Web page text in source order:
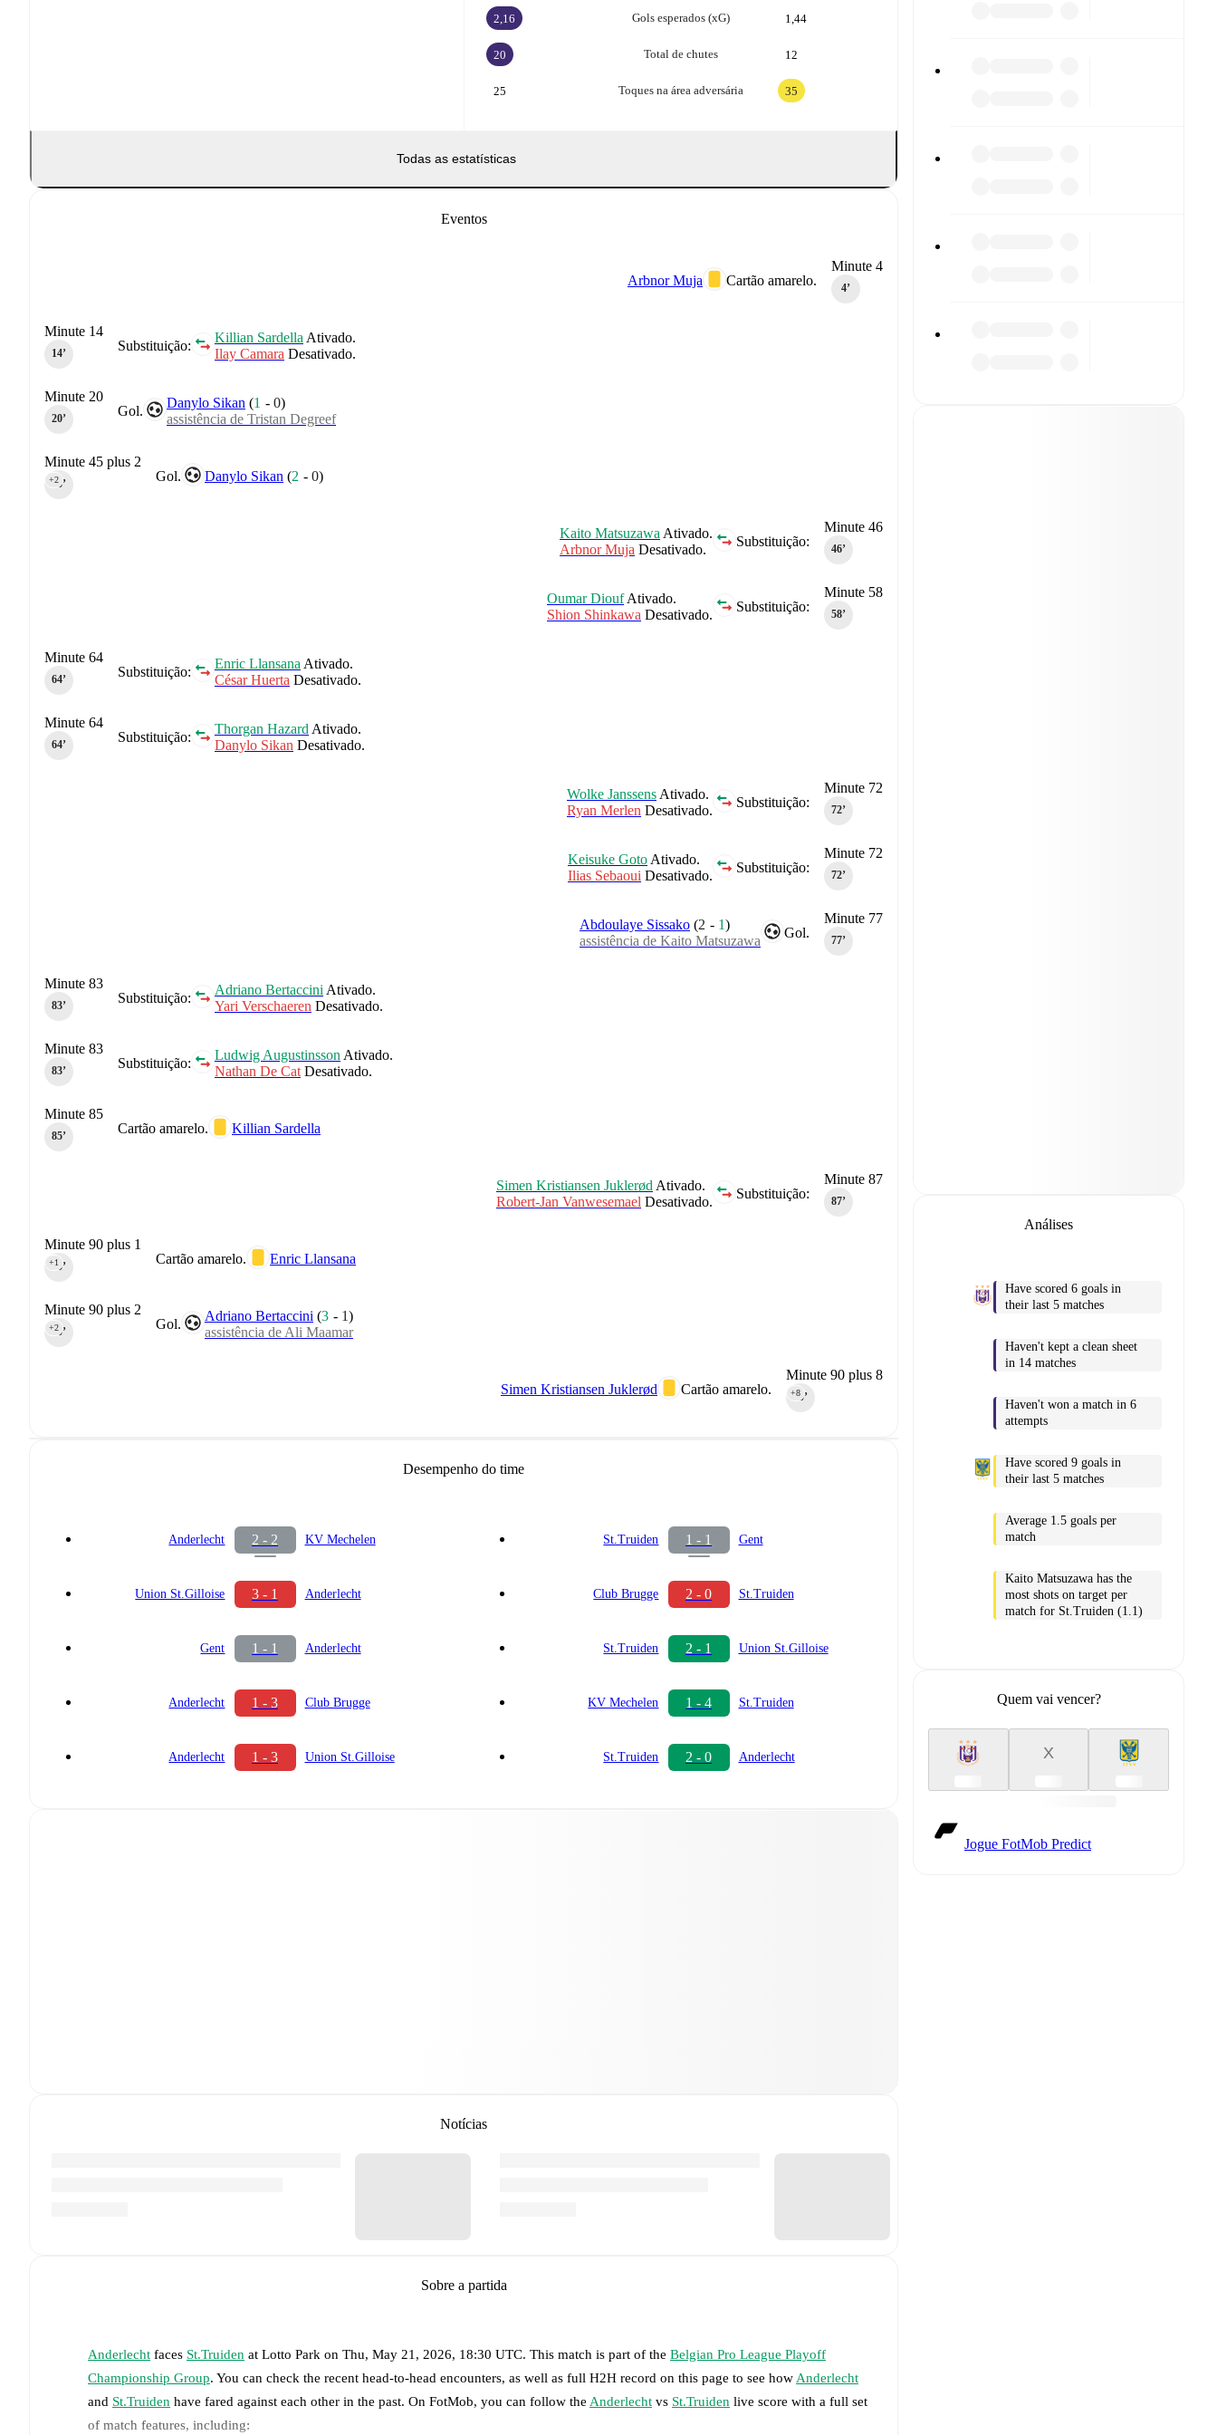
Gols esperados (xG)
2,16 1,44
Total de chutes
20 12
Toques na área adversária
25 35
Todas as estatísticas
Eventos
Minute 4
4‎’‎
Cartão amarelo.
Arbnor Muja
Substituição:
Killian Sardella Ativado.
Ilay Camara Desativado.
Minute 14
14‎’‎
Gol.
Danylo Sikan (1 -0)
assistência de Tristan Degreef
Minute 20
20‎’‎
Gol. Danylo Sikan (2 -0)
Minute 45 plus 2
45‎’‎
+2
Minute 46
46‎’‎
Substituição:
Kaito Matsuzawa Ativado.
Arbnor Muja Desativado.
Minute 58
58‎’‎
Substituição:
Oumar DioufAtivado.
Shion Shinkawa Desativado.
Substituição:
Enric Llansana Ativado.
César Huerta Desativado.
Minute 64
64‎’‎
Substituição:
Thorgan Hazard Ativado.
Danylo Sikan Desativado.
Minute 64
64‎’‎
Minute 72
72‎’‎
Substituição:
Wolke Janssens Ativado.
Ryan Merlen Desativado.
Minute 72
72‎’‎
Substituição:
Keisuke Goto Ativado.
Ilias Sebaoui Desativado.
Minute 77
77‎’‎
Gol.
Abdoulaye Sissako (2 - 1)
assistência de Kaito Matsuzawa
Substituição:
Adriano Bertaccini Ativado.
Yari Verschaeren Desativado.
Minute 83
83‎’‎
Substituição:
Ludwig Augustinsson Ativado.
Nathan De Cat Desativado.
Minute 83
83‎’‎
Cartão amarelo. Killian Sardella
Minute 85
85‎’‎
Minute 87
87‎’‎
Substituição:
Simen Kristiansen Juklerød Ativado.
Robert-Jan Vanwesemael Desativado.
Cartão amarelo. Enric Llansana
Minute 90 plus 1
90‎’‎
+1
Gol.
Adriano Bertaccini (3 - 1)
assistência de Ali Maamar
Minute 90 plus 2
90‎’‎
+2
Minute 90 plus 8
90‎’‎
+8
Cartão amarelo.
Simen Kristiansen Juklerød
Desempenho do time
Anderlecht 2 - 2 KV Mechelen
Union St.Gilloise 3 - 1 Anderlecht
Gent 1 - 1 Anderlecht
Anderlecht 1 - 3 Club Brugge
Anderlecht 1 - 3 Union St.Gilloise
St.Truiden 1 - 1 Gent
Club Brugge 2 - 0 St.Truiden
St.Truiden 2 - 1 Union St.Gilloise
KV Mechelen 1 - 4 St.Truiden
St.Truiden 2 - 0 Anderlecht
Notícias
Sobre a partida
Anderlecht faces St.Truiden at Lotto Park on Thu, May 21, 2026, 18:30 UTC. This match is part of the Belgian Pro League Playoff
Championship Group. You can check the recent head-to-head encounters, as well as full H2H record on this page to see how Anderlecht
and St.Truiden have fared against each other in the past. On FotMob, you can follow the Anderlecht vs St.Truiden live score with a full set
of match features, including:
Análises
Have scored 6 goals in
their last 5 matches
Haven't kept a clean sheet
in 14 matches
Haven't won a match in 6
attempts
Have scored 9 goals in
their last 5 matches
Average 1.5 goals per
match
Kaito Matsuzawa has the
most shots on target per
match for St.Truiden (1.1)
Quem vai vencer?
X
Jogue FotMob Predict